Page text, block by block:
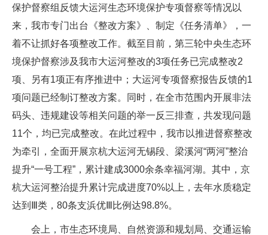
保护督察组反馈大运河生态环境保护专项督察等情况以
来，我市专门出台《整改方案》、制定《任务清单》，一
着不让抓好各项整改工作。截至目前，第三轮中央生态环
境保护督察涉及我市大运河整改的3项任务已完成整改2
项、另有1项正有序推进中；大运河专项督察报告反馈的1
项问题已经制订整改方案。同时，在全市范围内开展非法
码头、违规建设等相关问题的举一反三排查，共发现问题
11个，均已完成整改。在此过程中，我市以推进督察整改
为牵引，全面开展京杭大运河无锡段、梁溪河“两河”整治
提升“一号工程”，累计建成3000余条幸福河湖。其中，京
杭大运河整治提升累计完成进度70%以上，去年水质稳定
达到Ⅲ类，80条支浜优Ⅲ比例达98.8%。
会上，市生态环境局、自然资源和规划局、交通运输